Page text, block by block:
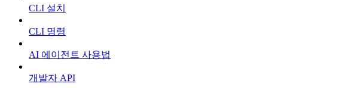
CLI 설치
CLI 명령
AI 에이전트 사용법
개발자 API